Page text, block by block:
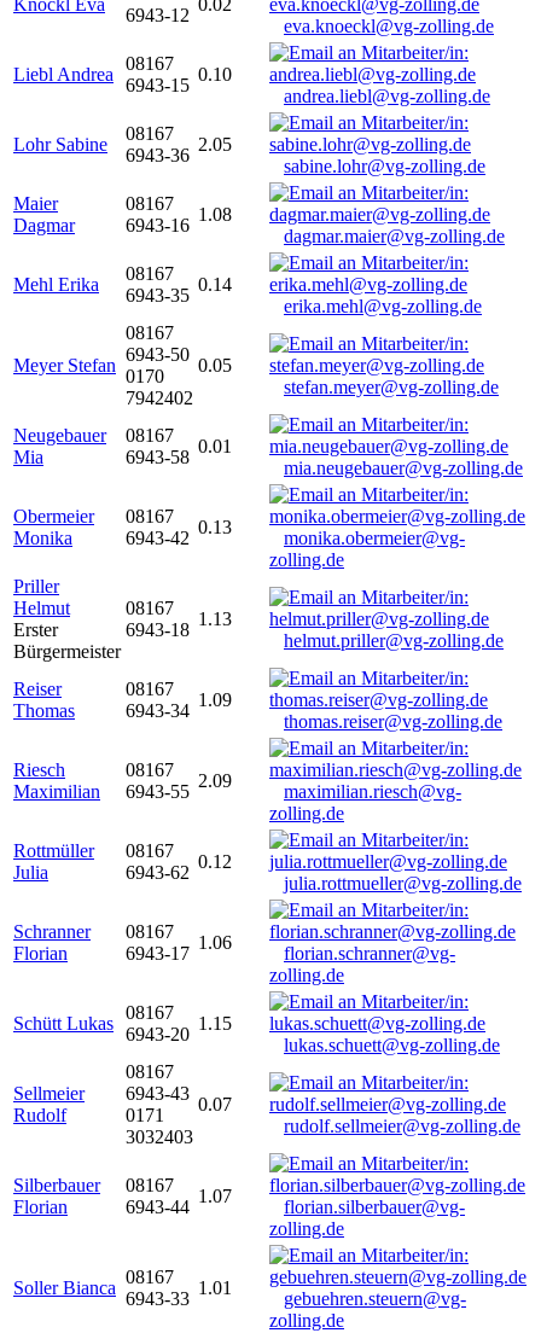
Knöckl Eva
6943-12
0.02
eva.knoeckl@vg-zolling.de
Liebl Andrea
08167
6943-15
0.10
andrea.liebl@vg-zolling.de
Lohr Sabine
08167
6943-36
2.05
sabine.lohr@vg-zolling.de
Maier
Dagmar
08167
6943-16
1.08
dagmar.maier@vg-zolling.de
Mehl Erika
08167
6943-35
0.14
erika.mehl@vg-zolling.de
Meyer Stefan
08167
6943-50
0170
7942402
0.05
stefan.meyer@vg-zolling.de
Neugebauer
Mia
08167
6943-58
0.01
mia.neugebauer@vg-zolling.de
Obermeier
Monika
08167
6943-42
0.13
monika.obermeier@vg-
zolling.de
Priller
Helmut
Erster
Bürgermeister
08167
6943-18
1.13
helmut.priller@vg-zolling.de
Reiser
Thomas
08167
6943-34
1.09
thomas.reiser@vg-zolling.de
Riesch
Maximilian
08167
6943-55
2.09
maximilian.riesch@vg-
zolling.de
Rottmüller
Julia
08167
6943-62
0.12
julia.rottmueller@vg-zolling.de
Schranner
Florian
08167
6943-17
1.06
florian.schranner@vg-
zolling.de
Schütt Lukas
08167
6943-20
1.15
lukas.schuett@vg-zolling.de
Sellmeier
Rudolf
08167
6943-43
0171
3032403
0.07
rudolf.sellmeier@vg-zolling.de
Silberbauer
Florian
08167
6943-44
1.07
florian.silberbauer@vg-
zolling.de
Soller Bianca
08167
6943-33
1.01
gebuehren.steuern@vg-
zolling.de